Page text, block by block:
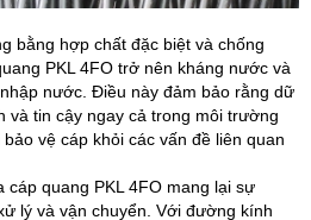
bằng hợp chất đặc biệt và chống
PKL 4FO trở nên kháng nước và
nước. Điều này đảm bảo rằng dữ
và tin cậy ngay cả trong môi trường
vệ cáp khỏi các vấn đề liên quan
cáp quang PKL 4FO mang lại sự
lý và vận chuyển. Với đường kính